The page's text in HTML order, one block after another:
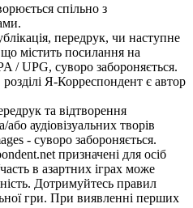
спільно з
передрук, чи наступне
містить посилання на
/ UPG, суворо забороняється.
Я-Корреспондент є автор
та відтворення
аудіовізуальних творів
- суворо забороняється.
призначені для осіб
в азартних іграх може
Дотримуйтесь правил
гри. При виявленні перших